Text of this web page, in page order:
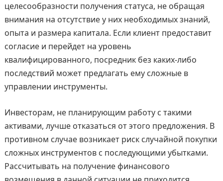
целесообразности получения статуса, не обращая
внимания на отсутствие у них необходимых знаний,
опыта и размера капитала. Если клиент предоставит
согласие и перейдет на уровень
квалифицированного, посредник без каких-либо
последствий может предлагать ему сложные в
управлении инструменты.
Инвесторам, не планирующим работу с такими
активами, лучше отказаться от этого предложения. В
противном случае возникает риск случайной покупки
сложных инструментов с последующими убытками.
Рассчитывать на получение финансового